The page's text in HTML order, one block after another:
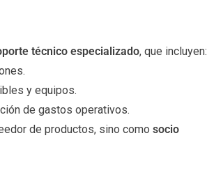
técnico especializado, que incluyen:
y equipos.
de gastos operativos.
de productos, sino como socio